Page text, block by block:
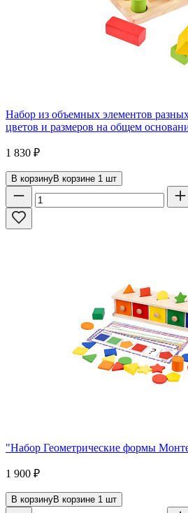
Набор из объемных элементов
цветов и размеров на общем
1 830 ₽
В корзинуВ корзине 1 шт
"Набор Геометрические формы
1 900 ₽
В корзинуВ корзине 1 шт